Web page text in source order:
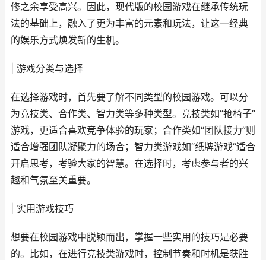
修之余享受高兴。因此，现代版的校园游戏在继承传统玩
法的基础上，融入了更为丰富的元素和玩法，让这一经典
的娱乐方式焕发新的生机。
| 游戏分类与选择
在选择游戏时，首先要了解不同类型的校园游戏。可以分
为竞技类、合作类、智力类等多种类型。竞技类如“抢椅子”
游戏，更适合喜欢竞争体验的玩家；合作类如“团队接力”则
适合增强团队凝聚力的场合；智力类游戏如“纸牌游戏”适合
开启思考，考验大家的智慧。在选择时，考虑参与者的兴
趣和气氛至关重要。
| 实用游戏技巧
想要在校园游戏中脱颖而出，掌握一些实用的技巧是必要
的。比如，在进行竞技类游戏时，控制节奏和时机是获胜